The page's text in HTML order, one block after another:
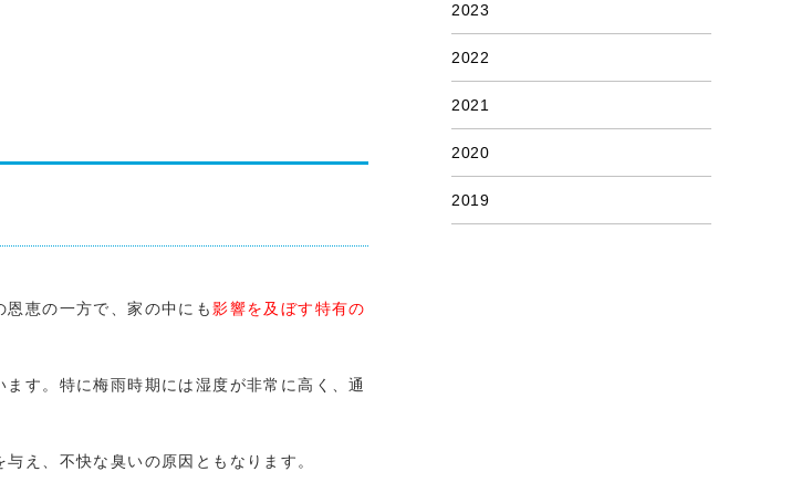
恩恵の一方で、家の中にも影響を及ぼす特有の
す。特に梅雨時期には湿度が非常に高く、通
え、不快な臭いの原因ともなります。
2023
2022
2021
2020
2019